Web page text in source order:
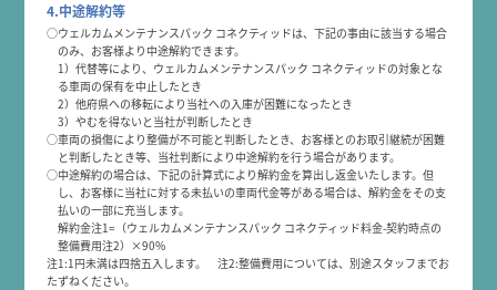
4.中途解約等
○ウェルカムメンテナンスパック コネクティッドは、下記の事由に該当する場合
のみ、お客様より中途解約できます。
1）代替等により、ウェルカムメンテナンスパック コネクティッドの対象とな
る車両の保有を中止したとき
2）他府県への移転により当社への入庫が困難になったとき
3）やむを得ないと当社が判断したとき
○車両の損傷により整備が不可能と判断したとき、お客様とのお取引継続が困難
と判断したとき等、当社判断により中途解約を行う場合があります。
○中途解約の場合は、下記の計算式により解約金を算出し返金いたします。但
し、お客様に当社に対する未払いの車両代金等がある場合は、解約金をその支
払いの一部に充当します。
解約金注1=（ウェルカムメンテナンスパック コネクティッド料金-契約時点の
整備費用注2）×90%
注1:1円未満は四捨五入します。 注2:整備費用については、別途スタッフまでお
たずねください。